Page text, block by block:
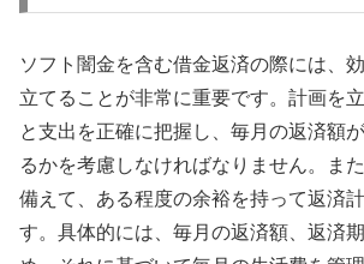
ソフト闇金を含む借金返済の際には、
立てることが非常に重要です。計画を
と支出を正確に把握し、毎月の返済額
るかを考慮しなければなりません。ま
備えて、ある程度の余裕を持って返済
す。具体的には、毎月の返済額、返済